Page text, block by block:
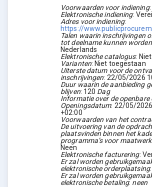
Voorwaarden voor indiening:
Elektronische indiening:
Adres voor indiening:
https://
Talen waarin inschrijvingen
tot deelname kunnen
Nederlands
Elektronische catalogus:
Varianten: Niet toegestaan
Uiterste datum voor de
inschrijvingen: 22/05/2026
Duur waarin de aanbieding
blijven: 120 Dag
Informatie over de openbare
Openingsdatum: 22/05/2026
+02:00
Voorwaarden van het
De uitvoering van de
plaatsvinden binnen het
programma’s voor
Neen
Elektronische facturering:
Er zal worden
elektronische orderplaatsing:
Er zal worden
elektronische betaling: neen